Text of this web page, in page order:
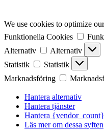
We use cookies to optimize
Funktionella Cookies
Alternativ
Alternativ
Statistik
Statistik
Marknadsföring
Hantera alternativ
Hantera tjänster
Hantera
Läs mer om dessa syften